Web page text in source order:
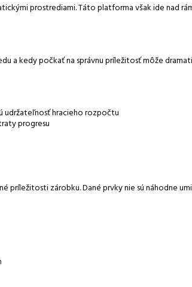
prostrediami. Táto platforma však ide nad
a kedy počkať na správnu príležitosť môže
udržateľnosť hracieho rozpočtu
progresu
zárobku. Dané prvky nie sú náhodne